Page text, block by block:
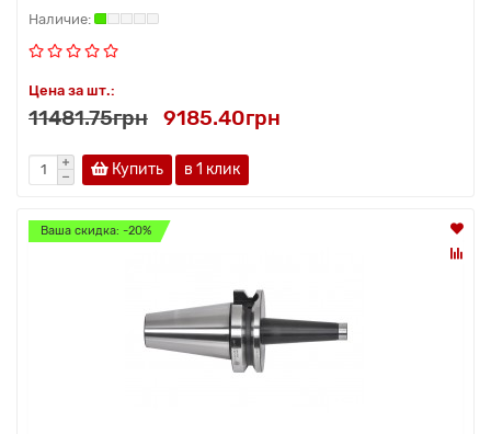
Цена за шт.:
11481.75грн 9185.40грн
Купить в 1 клик
Ваша скидка: -20%